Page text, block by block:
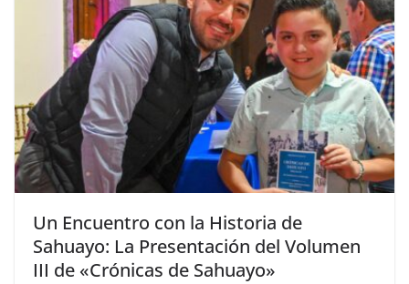
Un Encuentro con la Historia de
Sahuayo: La Presentación del Volumen
III de «Crónicas de Sahuayo»